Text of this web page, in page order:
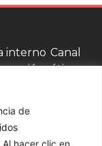
de
hacer clic en
interno Canal
ético